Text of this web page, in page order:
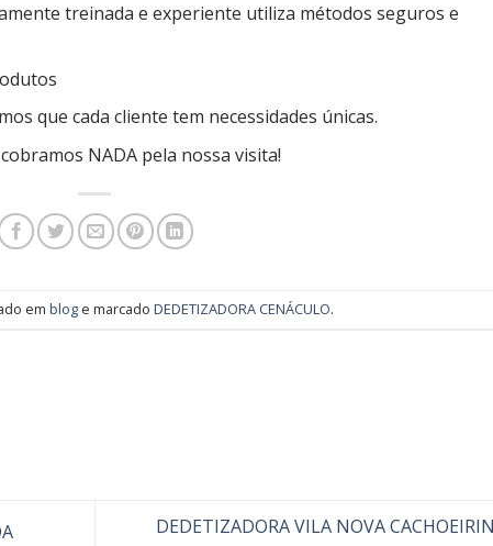
treinada e experiente utiliza métodos seguros e
que cada cliente tem necessidades únicas.
NADA pela nossa visita!
em bloge marcado DEDETIZADORA CENÁCULO.
DEDETIZADORA VILA NOVA